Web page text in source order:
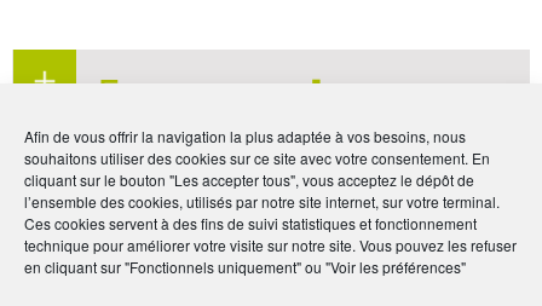
Afin de vous offrir la navigation la plus adaptée à vos besoins, nous
souhaitons utiliser des cookies sur ce site avec votre consentement. En
cliquant sur le bouton "Les accepter tous", vous acceptez le dépôt de
l’ensemble des cookies, utilisés par notre site internet, sur votre terminal.
Ces cookies servent à des fins de suivi statistiques et fonctionnement
technique pour améliorer votre visite sur notre site. Vous pouvez les refuser
en cliquant sur "Fonctionnels uniquement" ou "Voir les préférences"
En savoir plus
Découvrez votre Association